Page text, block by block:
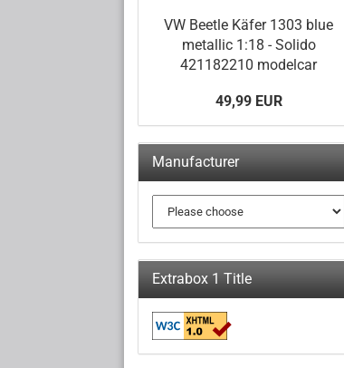
VW Beetle Käfer 1303 blue
metallic 1:18 - Solido
421182210 modelcar
49,99 EUR
Manufacturer
Extrabox 1 Title